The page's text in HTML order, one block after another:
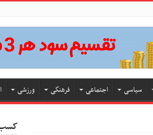
سیاسی اجتماعی فرهنگی ورزشی
کسب